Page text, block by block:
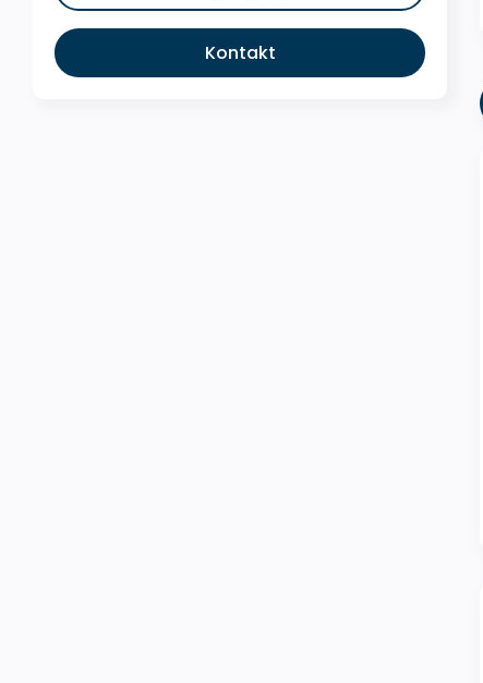
Kontakt